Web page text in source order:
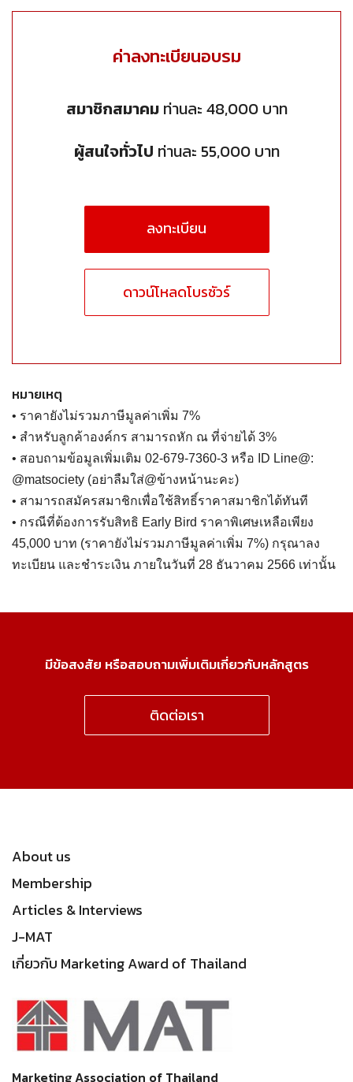
ค่าลงทะเบียนอบรม
สมาชิกสมาคมท่านละ 48,000 บาท
ผู้สนใจทั่วไป ท่านละ 55,000 บาท
ลงทะเบียน
ดาวน์โหลดโบรชัวร์
หมายเหตุ
• ราคายังไม่รวมภาษีมูลค่าเพิ่ม 7%
• สำหรับลูกค้าองค์กร สามารถหัก ณ ที่จ่ายได้ 3%
• สอบถามข้อมูลเพิ่มเติม 02-679-7360-3 หรือ ID Line@:
@matsociety (อย่าลืมใส่@ข้างหน้านะคะ)
• สามารถสมัครสมาชิกเพื่อใช้สิทธิ์ราคาสมาชิกได้ทันที
• กรณีที่ต้องการรับสิทธิ Early Bird ราคาพิเศษเหลือเพียง
45,000 บาท (ราคายังไม่รวมภาษีมูลค่าเพิ่ม 7%) กรุณาลง
ทะเบียน และชำระเงิน ภายในวันที่ 28 ธันวาคม 2566 เท่านั้น
มีข้อสงสัย หรือสอบถามเพิ่มเติมเกี่ยวกับหลักสูตร
ติดต่อเรา
About us
Membership
Articles & Interviews
J-MAT
เกี่ยวกับ Marketing Award of Thailand
Marketing Association of Thailand